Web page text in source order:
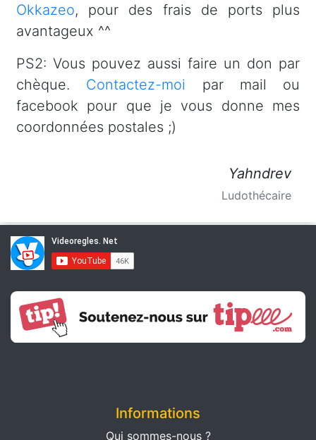
Okkazeo, pour des frais de ports plus
avantageux ^^
PS2: Vous pouvez aussi faire un don par
chèque. Contactez-moi par mail ou
facebook pour que je vous donne mes
coordonnées postales ;)
Yahndrev
Ludothécaire
Informations
Qui sommes-nous ?